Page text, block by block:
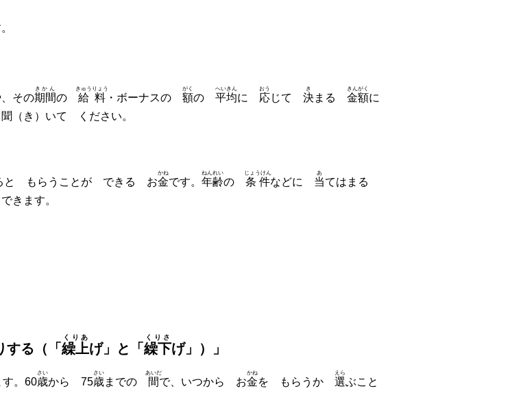
その期間
きかん
の 給料
きゅうりょう
・ボーナスの 額
がく
の 平均
へいきん
に 応
おう
じて 決
き
まる 金額
きんがく
に
（き）いて ください。
と もらうことが できる お金
かね
です。 年齢
ねんれい
の 条件
じょうけん
などに 当
あ
てはまる
きます。
する（「 繰上
くりあ
げ」と「 繰下
くりさ
げ」）」
。60歳
さい
から 75歳
さい
までの 間
あいだ
で、いつから お金
かね
を もらうか 選
えら
ぶこと